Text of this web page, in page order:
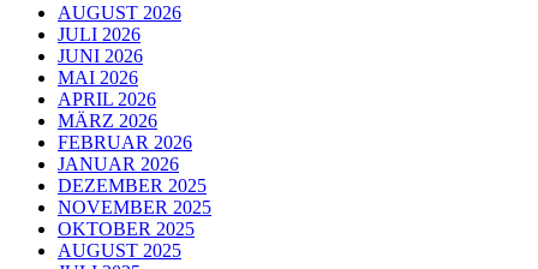
AUGUST 2026
JULI 2026
JUNI 2026
MAI 2026
APRIL 2026
MÄRZ 2026
FEBRUAR 2026
JANUAR 2026
DEZEMBER 2025
NOVEMBER 2025
OKTOBER 2025
AUGUST 2025